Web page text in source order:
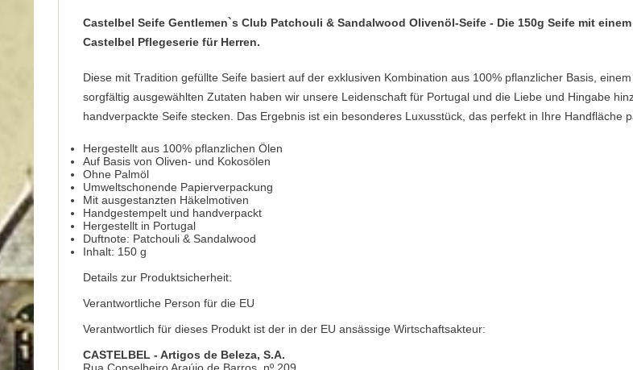
Castelbel Seife Gentlemen`s Club Patchouli & Sandalwood Olivenöl-Seife - Die 150g Seife mit
Castelbel Pflegeserie für Herren.
Diese mit Tradition gefüllte Seife basiert auf der exklusiven Kombination aus 100% pflanzlicher Basis,
sorgfältig ausgewählten Zutaten haben wir unsere Leidenschaft für Portugal und die Liebe und Hingabe
handverpackte Seife stecken. Das Ergebnis ist ein besonderes Luxusstück, das perfekt in Ihre Handfläche
Hergestellt aus 100% pflanzlichen Ölen
Auf Basis von Oliven- und Kokosölen
Ohne Palmöl
Umweltschonende Papierverpackung
Mit ausgestanzten Häkelmotiven
Handgestempelt und handverpackt
Hergestellt in Portugal
Duftnote: Patchouli & Sandalwood
Inhalt: 150 g
Details zur Produktsicherheit:
Verantwortliche Person für die EU
Verantwortlich für dieses Produkt ist der in der EU ansässige Wirtschaftsakteur:
CASTELBEL - Artigos de Beleza, S.A.